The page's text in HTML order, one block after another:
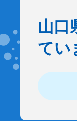
山口
てい